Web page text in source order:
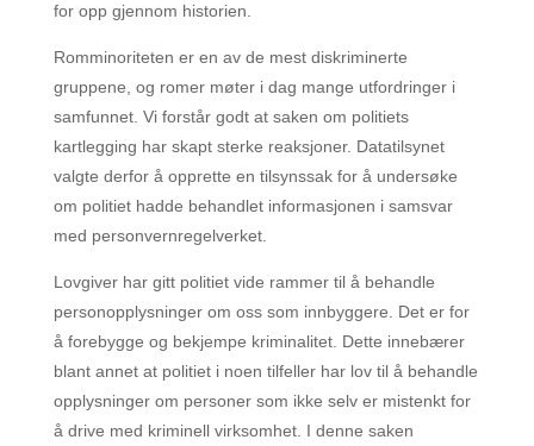
for opp gjennom historien.
Romminoriteten er en av de mest diskriminerte
gruppene, og romer møter i dag mange utfordringer i
samfunnet. Vi forstår godt at saken om politiets
kartlegging har skapt sterke reaksjoner. Datatilsynet
valgte derfor å opprette en tilsynssak for å undersøke
om politiet hadde behandlet informasjonen i samsvar
med personvernregelverket.
Lovgiver har gitt politiet vide rammer til å behandle
personopplysninger om oss som innbyggere. Det er for
å forebygge og bekjempe kriminalitet. Dette innebærer
blant annet at politiet i noen tilfeller har lov til å behandle
opplysninger om personer som ikke selv er mistenkt for
å drive med kriminell virksomhet. I denne saken